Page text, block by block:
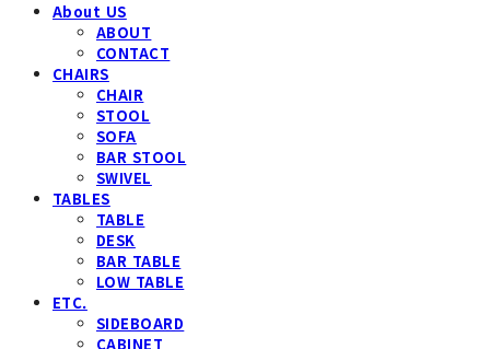
About US
ABOUT
CONTACT
CHAIRS
CHAIR
STOOL
SOFA
BAR STOOL
SWIVEL
TABLES
TABLE
DESK
BAR TABLE
LOW TABLE
ETC.
SIDEBOARD
CABINET